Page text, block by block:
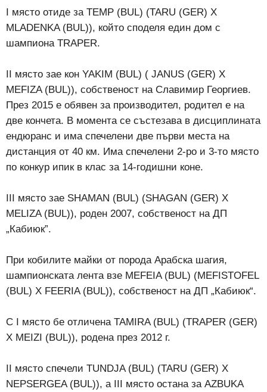
I място отиде за TEMP (BUL) (TARU (GER) X
MLADENKA (BUL)), който споделя един дом с
шампиона TRAPER.
II място зае кон YAKIM (BUL) ( JANUS (GER) X
MEFIZA (BUL)), собственост на Славимир Георгиев.
През 2015 е обявен за производител, родител е на
две кончета. В момента се състезава в дисциплината
ендюранс и има спечелени две първи места на
дистанция от 40 км. Има спечелени 2-ро и 3-то място
по конкур ипик в клас за 14-годишни коне.
III място зае SHAMAN (BUL) (SHAGAN (GER) X
MELIZA (BUL)), роден 2007, собственост на ДП
„Кабиюк”.
При кобилите майки от порода Арабска шагия,
шампионската лента взе MEFEIA (BUL) (MEFISTOFEL
(BUL) X FEERIA (BUL)), собственост на ДП „Кабиюк“.
С I място бе отличена TAMIRA (BUL) (TRAPER (GER)
X MEIZI (BUL)), родена през 2012 г.
II място спечели TUNDJA (BUL) (TARU (GER) X
NEPSERGEA (BUL)), а III място остана за AZBUKA